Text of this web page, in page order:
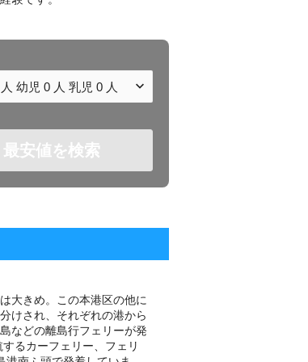
幼児 0人 乳児 0人
最安値を検索
大きめ。この本港区の他に
けされ、それぞれの港から
などの離島行フェリーが発
るカーフェリー、フェリ